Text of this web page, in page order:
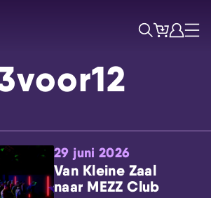
Skip navigatie
ZoekTicketsAccount
Menu
29 juni 2026
Van Kleine Zaal
naar MEZZ Club